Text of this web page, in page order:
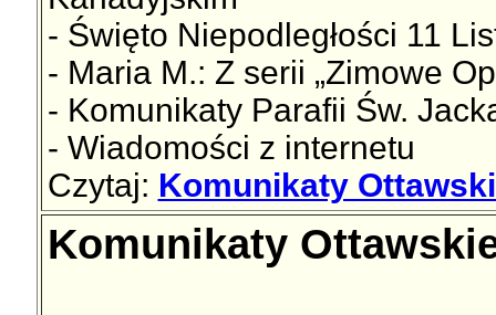
- Święto Niepodległości 11
- Maria M.: Z serii „Zimowe
- Komunikaty Parafii Św.
- Wiadomości z internetu
Czytaj: Komunikaty
Komunikaty